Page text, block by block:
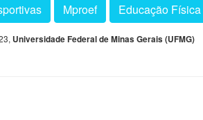
Mproef Educação Física
Universidade Federal de Minas Gerais (UFMG)